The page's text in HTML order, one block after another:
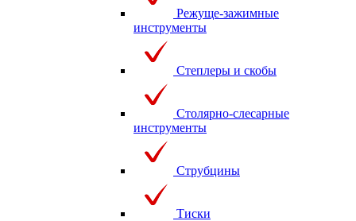
Режуще-зажимные
инструменты
Степлеры и скобы
Столярно-слесарные
инструменты
Струбцины
Тиски